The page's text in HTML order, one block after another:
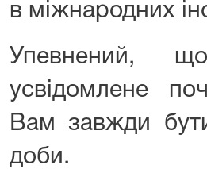
в міжнародних
Упевнений,
усвідомлене
Вам завжди
доби.